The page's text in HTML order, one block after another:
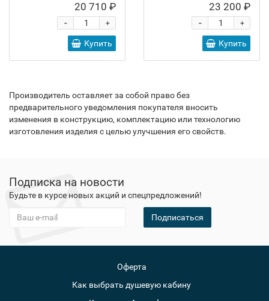
20 710 ₽
+
-
Купить
23 200 ₽
+
-
Купить
Производитель оставляет за собой право без
предварительного уведомления покупателя вносить
изменения в конструкцию, комплектацию или технологию
изготовления изделия с целью улучшения его свойств.
Подписка на новости
Будьте в курсе новых акций и спецпредложений!
Подписаться
Оферта
Как выбрать душевую кабину